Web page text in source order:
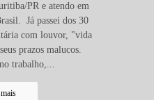
PR e atendo em
Já passei dos 30
com louvor, "vida
prazos malucos.
trabalho,...